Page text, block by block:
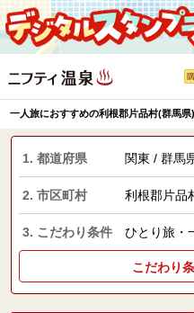
一人旅におすすめの利根郡片品村(群馬
1. 都道府県 関東 / 群馬
2. 市区町村 利根郡片品
3. こだわり条件 ひとり旅・
こだわり